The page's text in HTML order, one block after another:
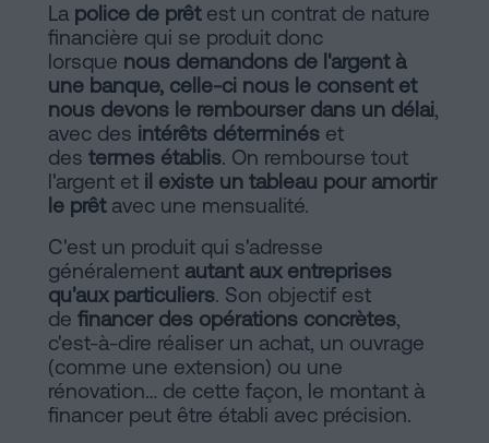
Contenus
Personalizar
cookies
Suivez-
nous
sur
réseaux
sociaux
La police de prêtest un contrat de nature
financière qui se produit donc
lorsque nous demandons de l'argent à
une banque, celle-ci nous le consent et
nous devons le rembourser dans un délai,
avec des intérêts déterminés et
des termes établis. On rembourse tout
l'argent et il existe un tableau pour amortir
le prêtavec une mensualité.
C'est un produit qui s'adresse
généralement autant aux entreprises
qu'aux particuliers. Son objectif est
de financer des opérations concrètes,
c'est-à-dire réaliser un achat, un ouvrage
(comme une extension) ou une
rénovation… de cette façon, le montant à
financer peut être établi avec précision.